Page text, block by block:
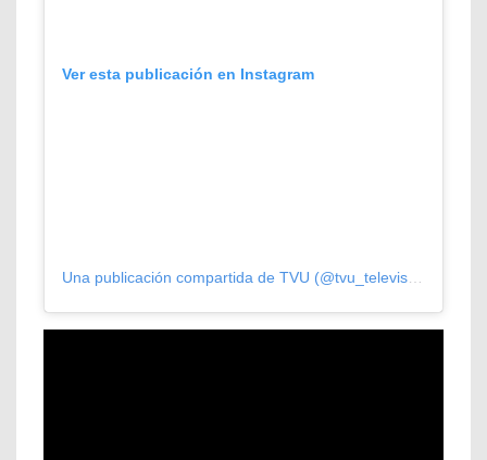
Ver esta publicación en Instagram